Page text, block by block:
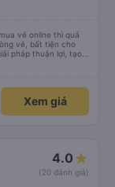
vé online thì quá
pháp thuận lợi, tạo
khi mua vé). Kính
Xem giá
4.0
(20 đánh giá)